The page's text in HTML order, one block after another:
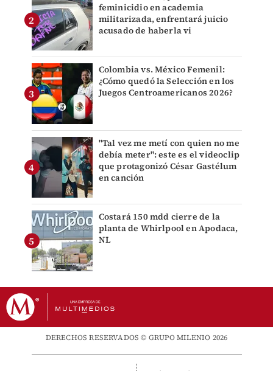
feminicidio en academia
militarizada, enfrentará juicio
acusado de haberla vi
Colombia vs. México Femenil:
¿Cómo quedó la Selección en los
Juegos Centroamericanos 2026?
"Tal vez me metí con quien no me
debía meter": este es el videoclip
que protagonizó César Gastélum
en canción
Costará 150 mdd cierre de la
planta de Whirlpool en Apodaca,
NL
DERECHOS RESERVADOS © GRUPO MILENIO 2026